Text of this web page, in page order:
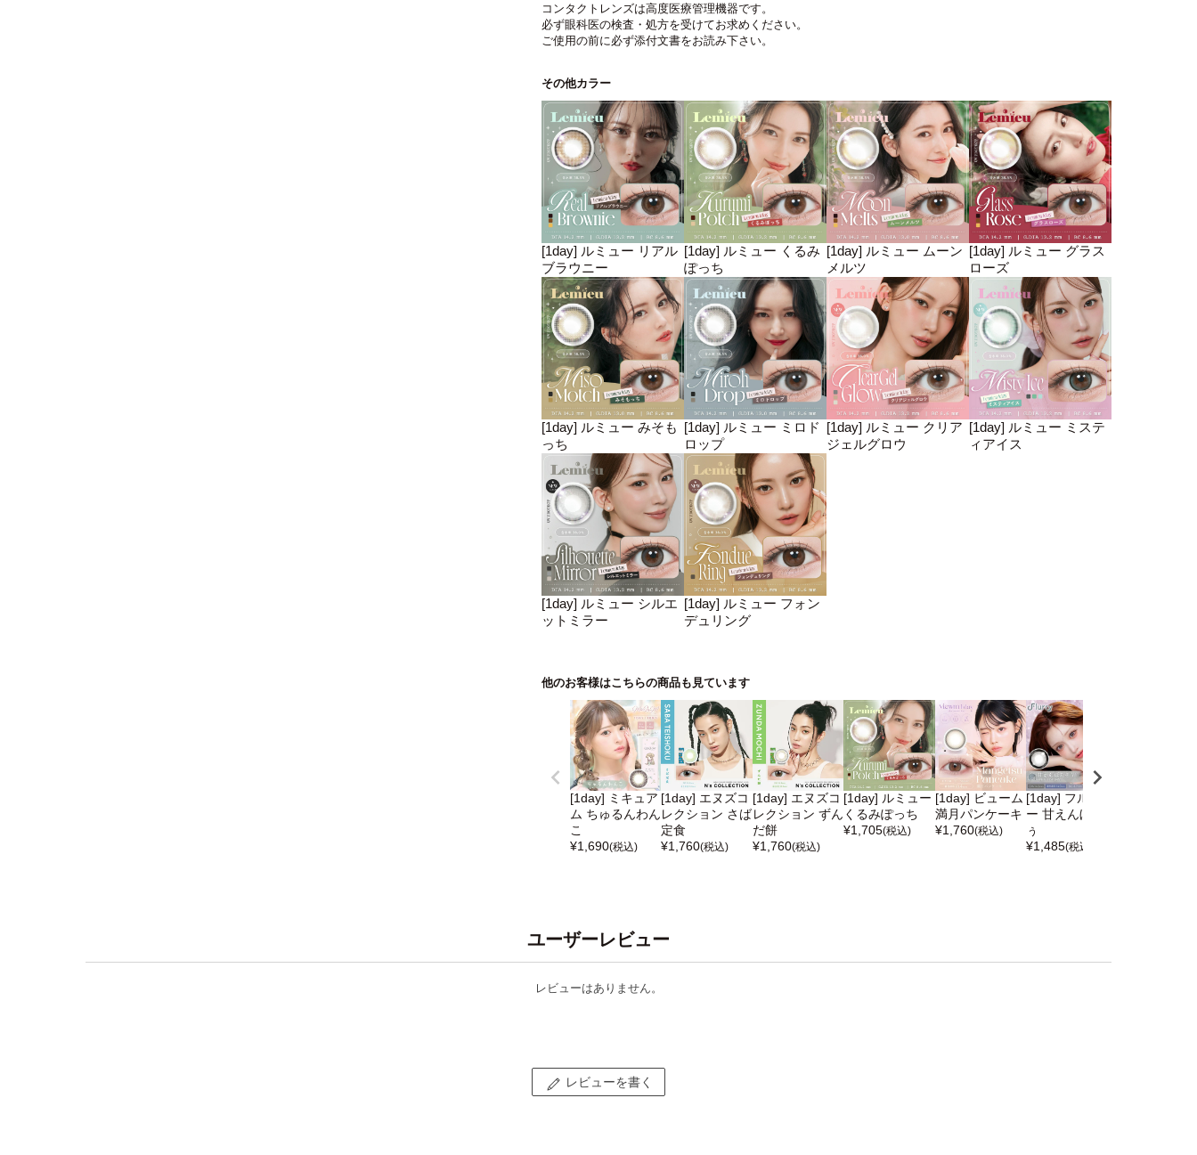
コンタクトレンズは高度医療管理機器です。
必ず眼科医の検査・処方を受けてお求めください。
ご使用の前に必ず添付文書をお読み下さい。
その他カラー
[1day] ルミュー リアル
ブラウニー
[1day] ルミュー くるみ
ぽっち
[1day] ルミュー ムーン
メルツ
[1day] ルミュー グラス
ローズ
[1day] ルミュー みそも
っち
[1day] ルミュー ミロド
ロップ
[1day] ルミュー クリア
ジェルグロウ
[1day] ルミュー ミステ
ィアイス
[1day] ルミュー シルエ
ットミラー
[1day] ルミュー フォン
デュリング
他のお客様はこちらの商品も見ています
[1day] ミキュア
ム ちゅるんわん
こ
¥1,690(税込)
[1day] エヌズコ
レクション さば
定食
¥1,760(税込)
[1day] エヌズコ
レクション ずん
だ餅
¥1,760(税込)
[1day] ルミュー
くるみぽっち
¥1,705(税込)
[1day] ビューム
満月パンケーキ
¥1,760(税込)
[1day] フルーリ
ー 甘えんぼだぞ
ぅ
¥1,485(税込)
ユーザーレビュー
レビューはありません。
レビューを書く